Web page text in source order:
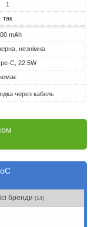
1
так
mAh
незнімна
C, 22.5W
через кабель
бренди(14)